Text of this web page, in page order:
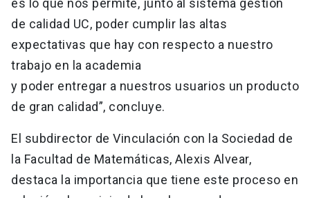
es lo que nos permite, junto al sistema gestión
de calidad UC, poder cumplir las altas
expectativas que hay con respecto a nuestro
trabajo en la academia
y poder entregar a nuestros usuarios un producto
de gran calidad”, concluye.
El subdirector de Vinculación con la Sociedad de
la Facultad de Matemáticas, Alexis Alvear,
destaca la importancia que tiene este proceso en